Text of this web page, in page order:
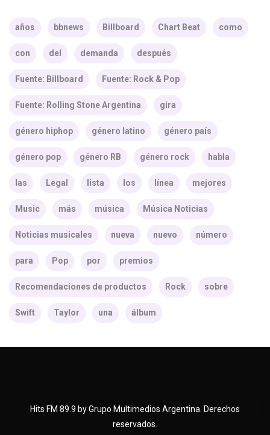
años bbnews Billboard Chart Beat como
con del demanda después
Fuente: Billboard Fuente: Rock & Pop
Fuente: Rolling Stone Argentina gira
género hiphop género latino género país
género pop género RB género rock habla
las Legal lista los línea mejores
Music más música Música Noticias
Noticias musicales nueva nuevo número
para Pop por premios
Recomendaciones de productos Rock sobre
Swift Taylor una álbum
Hits FM 89.9 by Grupo Multimedios Argentina. Derechos
reservados.